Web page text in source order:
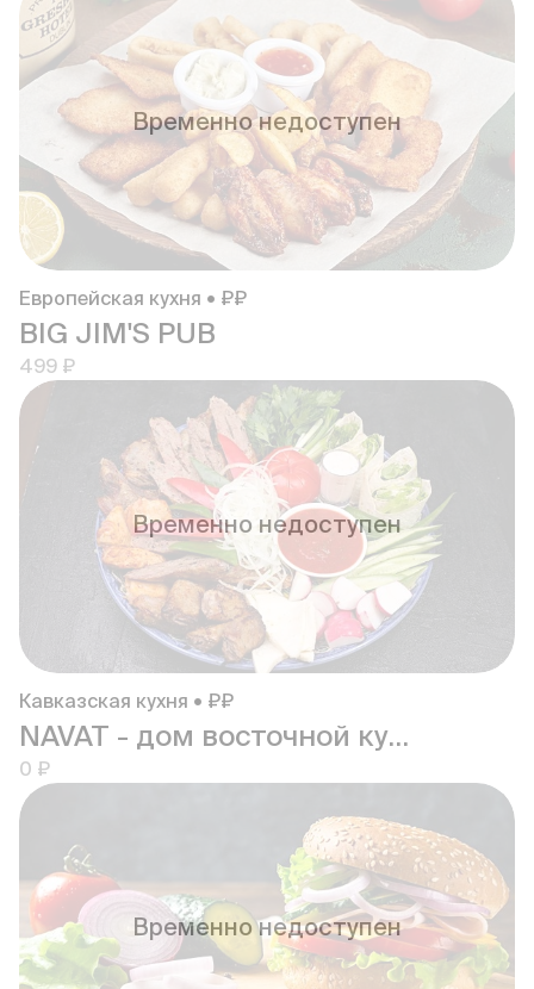
Временно недоступен
Европейская кухня • ₽₽
BIG JIM'S PUB
499 ₽
Временно недоступен
Кавказская кухня • ₽₽
NAVAT - дом восточной кухни
0 ₽
Временно недоступен